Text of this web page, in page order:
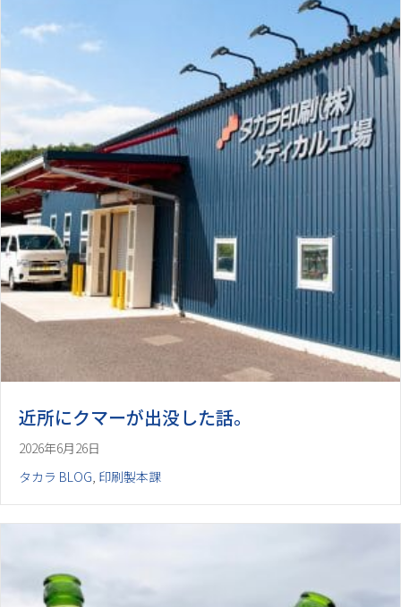
近所にクマーが出没した話。
2026年6月26日
タカラ BLOG, 印刷製本課